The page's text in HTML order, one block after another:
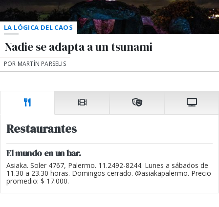
LA LÓGICA DEL CAOS
Nadie se adapta a un tsunami
POR MARTÍN PARSELIS
Restaurantes
El mundo en un bar.
Asiaka. Soler 4767, Palermo. 11.2492-8244. Lunes a sábados de
11.30 a 23.30 horas. Domingos cerrado. @asiakapalermo. Precio
promedio: $ 17.000.